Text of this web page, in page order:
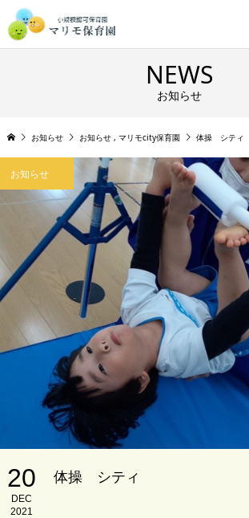
NEWS
お知らせ
お知らせ お知らせ , マリモcity保育園 体操 シティ
お知らせ
20
DEC
2021
体操 シティ